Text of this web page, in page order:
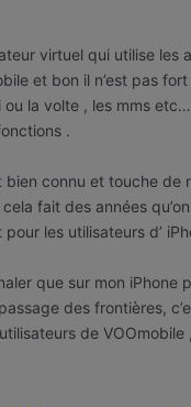
virtuel qui utilise les
et bon il n’est pas
la volte , les mms
.
bien connu et touche de
fait des années
les utilisateurs d’
que sur mon iPhone
des frontières,
de